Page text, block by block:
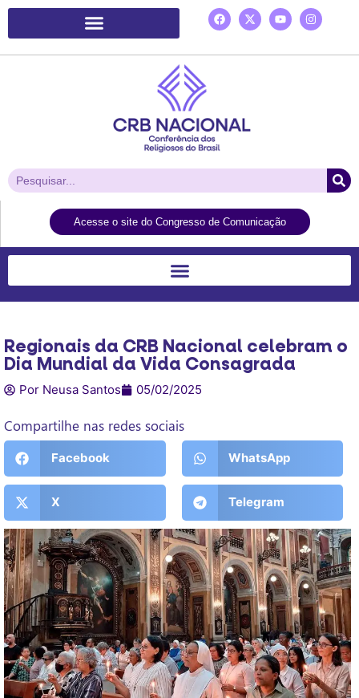
Acesse o site do Congresso de Comunicação
Regionais da CRB Nacional celebram o
Dia Mundial da Vida Consagrada
Por Neusa Santos 05/02/2025
Compartilhe nas redes sociais
Facebook WhatsApp
X Telegram